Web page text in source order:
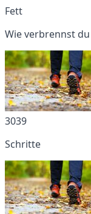
Fett
Wie verbrennst
3039
Schritte